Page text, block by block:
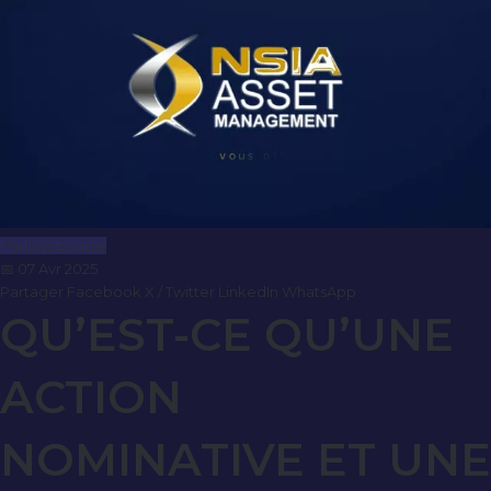
Parlons bourse
QU’EST-CE QU’UNE
ACTION
NOMINATIVE ET UNE